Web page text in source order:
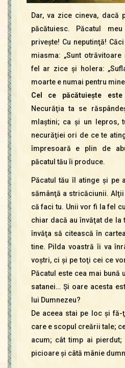
Dar, va zice cineva, dacă
păcătuiesc. Păcatul
priveşte! Cu neputinţă!
miasma: „Sunt otrăvitoare
fel ar zice şi holera:
moarte e numai pentru
Cel ce păcătuieşte
Necurăţia ta se
mlaştini; ca şi un lepros,
necurăţiei ori de ce te
împresoară e plin de
păcatul tău îi produce.
Păcatul tău îl atinge şi pe
sămânţă a stricăciunii.
că faci tu. Unii vor fi la fel
chiar dacă au învăţat de la
învăţa să citească în
tine. Pilda voastră îi va
voştri, ci şi pe toţi cei ce
Păcatul este cea mai bună
satanei… Şi oare acesta
lui Dumnezeu?
De aceea stai pe loc şi
care e scopul creării tale;
acum; cât timp ai
picioare şi câtă mânie